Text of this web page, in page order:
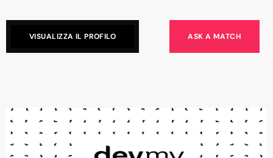
VISUALIZZA IL PROFILO ASK A MATCH